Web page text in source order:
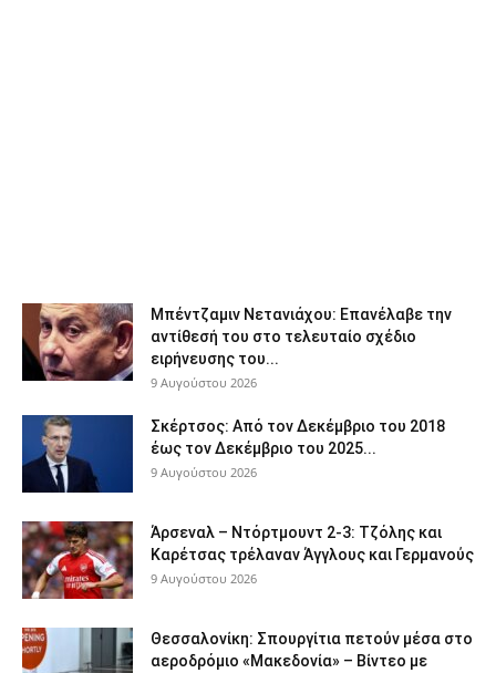
Μπέντζαμιν Νετανιάχου: Επανέλαβε την
αντίθεσή του στο τελευταίο σχέδιο
ειρήνευσης του...
9 Αυγούστου 2026
Σκέρτσος: Από τον Δεκέμβριο του 2018
έως τον Δεκέμβριο του 2025...
9 Αυγούστου 2026
Άρσεναλ – Ντόρτμουντ 2-3: Τζόλης και
Καρέτσας τρέλαναν Άγγλους και Γερμανούς
9 Αυγούστου 2026
Θεσσαλονίκη: Σπουργίτια πετούν μέσα στο
αεροδρόμιο «Μακεδονία» – Βίντεο με